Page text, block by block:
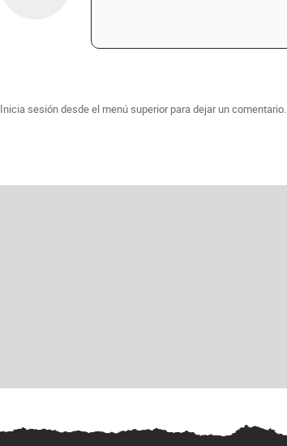
Inicia sesión desde el menú superior para dejar un comentario.